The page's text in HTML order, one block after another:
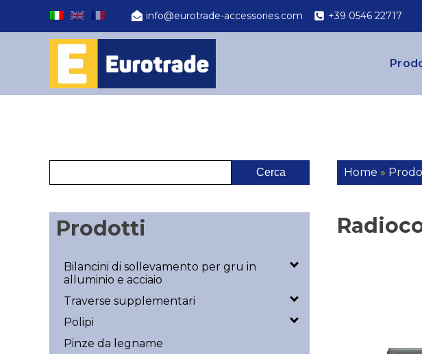
info@eurotrade-accessories.com +39 0546 22717
Prodotti
Bilancini di sollevamento per gru in
alluminio e acciaio
Traverse supplementari
Polipi
Pinze da legname
Home »